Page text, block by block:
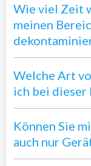
Wie viel Zeit
meinen
Welche Art
ich bei dieser
Können Sie
auch nur